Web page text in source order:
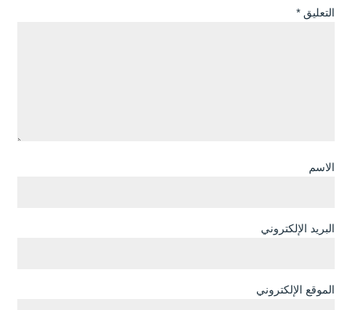
التعليق *
الاسم
البريد الإلكتروني
الموقع الإلكتروني